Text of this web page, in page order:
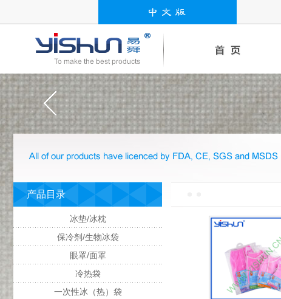
产品目录
冰垫/冰枕
保冷剂/生物冰袋
眼罩/面罩
冷热袋
一次性冰（热）袋